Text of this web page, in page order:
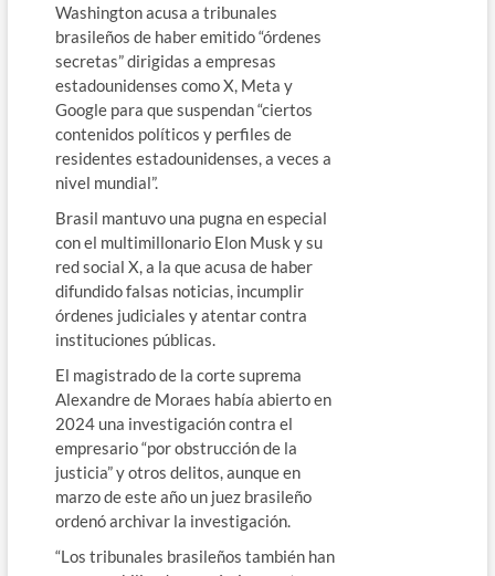
Washington acusa a tribunales
brasileños de haber emitido “órdenes
secretas” dirigidas a empresas
estadounidenses como X, Meta y
Google para que suspendan “ciertos
contenidos políticos y perfiles de
residentes estadounidenses, a veces a
nivel mundial”.
Brasil mantuvo una pugna en especial
con el multimillonario Elon Musk y su
red social X, a la que acusa de haber
difundido falsas noticias, incumplir
órdenes judiciales y atentar contra
instituciones públicas.
El magistrado de la corte suprema
Alexandre de Moraes había abierto en
2024 una investigación contra el
empresario “por obstrucción de la
justicia” y otros delitos, aunque en
marzo de este año un juez brasileño
ordenó archivar la investigación.
“Los tribunales brasileños también han